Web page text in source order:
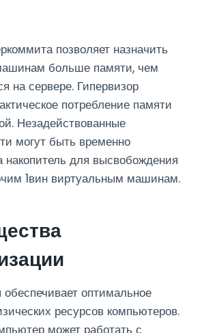
позволяет назначить
больше памяти, чем
на сервере. Гипервизор
потребление памяти
Незадействованные
могут быть временно
для высвобождения
1вин виртуальным машинам.
оптимальное
ресурсов компьютеров.
может работать с